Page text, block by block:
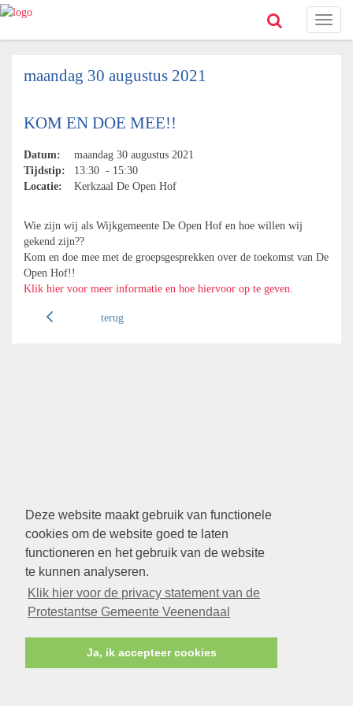
Deze website maakt gebruik van functionele
cookies om de website goed te laten
functioneren en het gebruik van de website
te kunnen analyseren.
Klik hier voor de privacy statement van de
Protestantse Gemeente Veenendaal
Ja, ik accepteer cookies
Toggle
maandag 30 augustus 2021
KOM EN DOE MEE!!
Datum:
maandag 30 augustus 2021
Tijdstip:
13:30 - 15:30
Locatie:
Kerkzaal De Open Hof
Wie zijn wij als Wijkgemeente De Open Hof en hoe willen wij
gekend zijn??
Kom en doe mee met de groepsgesprekken over de toekomst van De
Open Hof!!
Klik hier voor meer informatie en hoe hiervoor op te geven
terug